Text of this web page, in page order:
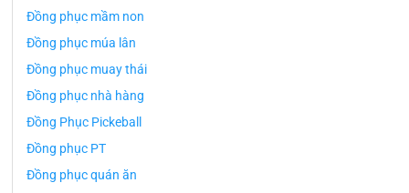
Đồng phục mầm non
Đồng phục múa lân
Đồng phục muay thái
Đồng phục nhà hàng
Đồng Phục Pickeball
Đồng phục PT
Đồng phục quán ăn